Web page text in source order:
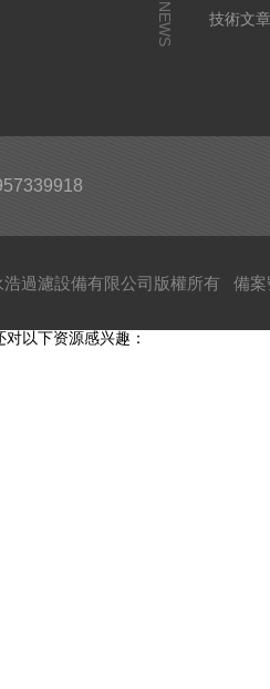
NEWS
技術文
過濾設備有限公司版權所有 備案
以下资源感兴趣：